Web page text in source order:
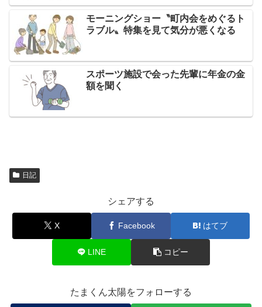
モーニングショー〝町内会をめぐるト
ラブル〟特集を見て気分が悪くなる
スポーツ施設で会った先輩に年金の金
額を聞く
日記
シェアする
X Facebook はてブ
LINE コピー
たまくん太陽をフォローする